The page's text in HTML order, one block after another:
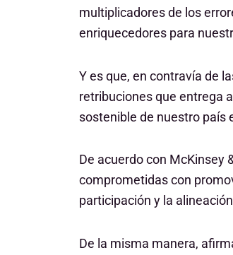
multiplicadores de los
enriquecedores para
Y es que, en contravía de
retribuciones que entrega
sostenible de nuestro país
De acuerdo con McKinsey
comprometidas con
participación y la
De la misma manera,